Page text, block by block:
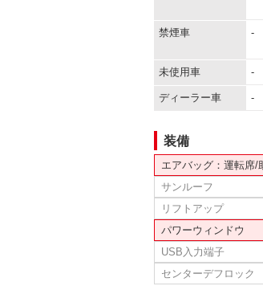
禁煙車 -
未使用車 -
ディーラー車 -
装備
エアバッグ：運転席/
サンルーフ
リフトアップ
パワーウィンドウ
USB入力端子
センターデフロック